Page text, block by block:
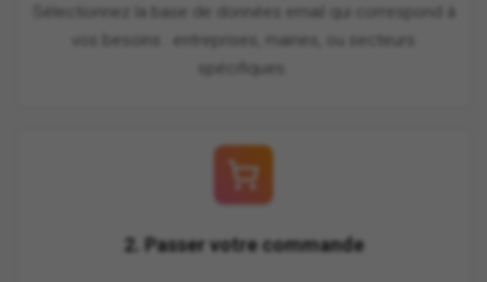
Sélectionnez la base de données email qui correspond à
vos besoins : entreprises, mairies, ou secteurs
spécifiques.
2. Passer votre commande